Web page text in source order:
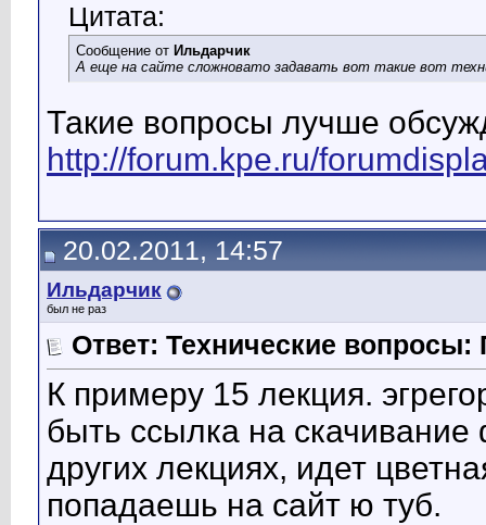
Цитата:
Сообщение от Ильдарчик
А еще на сайте сложновато задавать вот такие вот
Такие вопросы лучше
http://forum.kpe.ru/
20.02.2011, 14:57
Ильдарчик
был не раз
Ответ: Технические
К примеру 15 лекция.
быть ссылка на
других лекциях, идет
попадаешь на сайт ю туб.